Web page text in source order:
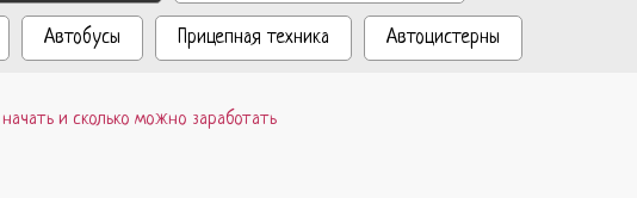
Автобусы Прицепная техника Автоцистерны
и сколько можно заработать